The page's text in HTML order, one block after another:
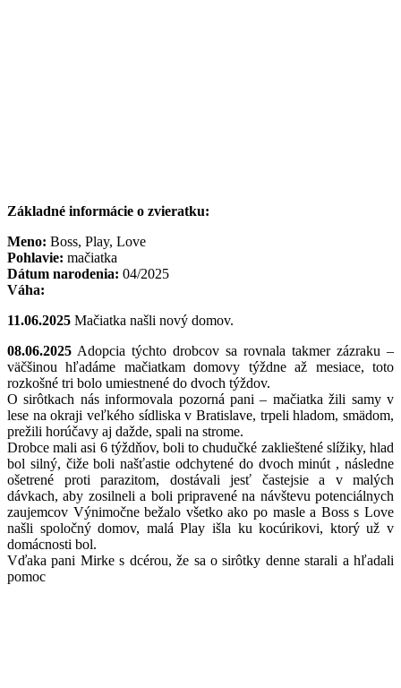
Základné informácie o zvieratku:
Meno: Boss, Play, Love
Pohlavie: mačiatka
Dátum narodenia: 04/2025
Váha:
11.06.2025 Mačiatka našli nový domov.
08.06.2025 Adopcia týchto drobcov sa rovnala takmer zázraku –
väčšinou hľadáme mačiatkam domovy týždne až mesiace, toto
rozkošné tri bolo umiestnené do dvoch týždov.
O sirôtkach nás informovala pozorná pani – mačiatka žili samy v
lese na okraji veľkého sídliska v Bratislave, trpeli hladom, smädom,
prežili horúčavy aj dažde, spali na strome.
Drobce mali asi 6 týždňov, boli to chudučké zaklieštené slížiky, hlad
bol silný, čiže boli našťastie odchytené do dvoch minút , následne
ošetrené proti parazitom, dostávali jesť častejsie a v malých
dávkach, aby zosilneli a boli pripravené na návštevu potenciálnych
zaujemcov Výnimočne bežalo všetko ako po masle a Boss s Love
našli spoločný domov, malá Play išla ku kocúrikovi, ktorý už v
domácnosti bol.
Vďaka pani Mirke s dcérou, že sa o sirôtky denne starali a hľadali
pomoc